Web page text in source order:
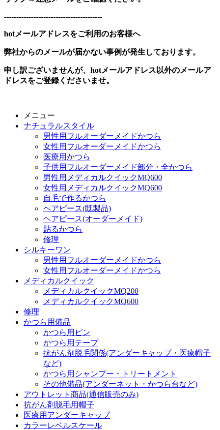
----------------------------------------
hotメールアドレスをご利用のお客様へ
弊社からのメールが届かない事例が発生しております。
申し訳ございませんが、hotメールアドレス以外のメールア
ドレスをご登録くださいませ。
メニュー
ナチュラルスタイル
男性用フルオーダーメイドかつら
女性用フルオーダーメイドかつら
医療用かつら
子供用フルオーダーメイド部分・全かつら
男性用メディカルクイックMQ600
女性用メディカルクイックMQ600
自毛で作るかつら
ヘアピース(既製品)
ヘアピース(オーダーメイド)
貼るかつら
修理
シルキーワン
男性用フルオーダーメイドかつら
女性用フルオーダーメイドかつら
メディカルクイック
メディカルクイックMQ200
メディカルクイックMQ600
修理
かつら用備品
かつら用ピン
かつら用テープ
抗がん剤脱毛関係(アンダーキャップ・医療帽子
など)
かつら用シャンプー・トリートメント
その他備品(アンダーネット・かつら台など)
アウトレット商品(通信販売のみ)
抗がん剤脱毛用帽子
医療用アンダーキャップ
カラーレベルスケール